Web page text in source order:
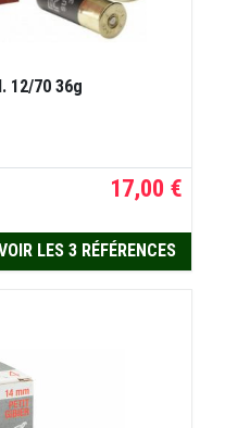
12/70 36g
17,00 €
LES 3 RÉFÉRENCES